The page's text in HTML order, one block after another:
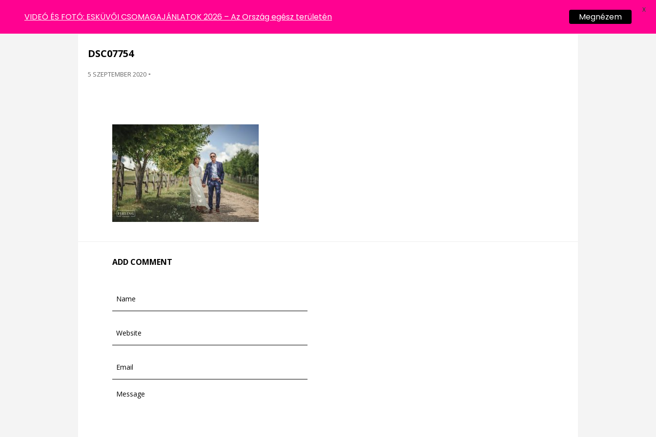
DSC07754
5 SZEPTEMBER 2020 -
ADD COMMENT
VIDEÓ ÉS FOTÓ: ESKÜVŐI CSOMAGAJÁNLATOK 2026 – Az Ország egész területén Megnézem
X